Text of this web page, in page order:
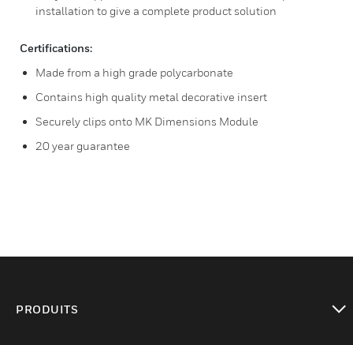
installation to give a complete product solution
Certifications:
Made from a high grade polycarbonate
Contains high quality metal decorative insert
Securely clips onto MK Dimensions Module
20 year guarantee
PRODUITS